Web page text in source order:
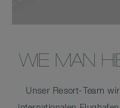
WIE MAN
Unser Resort-Team